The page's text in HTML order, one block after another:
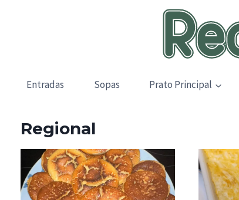
Entradas Sopas Prato Principal
Regional